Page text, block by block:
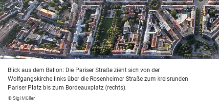
Blick aus dem Ballon: Die Pariser Straße zieht sich von der
Wolfgangskirche links über die Rosenheimer Straße zum kreisrunden
Pariser Platz bis zum Bordeauxplatz (rechts).
© Sigi Müller